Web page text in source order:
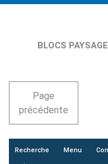
BLOCS PAYSAGE
Page
précédente